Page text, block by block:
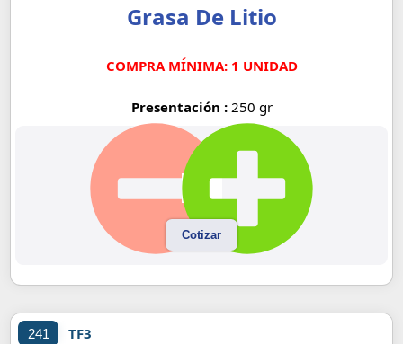
Grasa De Litio
COMPRA MÍNIMA: 1 UNIDAD
Presentación : 250 gr
Cotizar
241 TF3